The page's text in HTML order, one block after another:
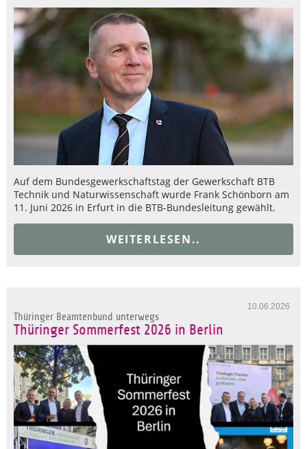
Auf dem Bundesgewerkschaftstag der Gewerkschaft BTB
Technik und Naturwissenschaft wurde Frank Schönborn am
11. Juni 2026 in Erfurt in die BTB-Bundesleitung gewählt.
WEITERLESEN..
10.06.2026
Thüringer Beamtenbund unterwegs
Thüringer Sommerfest 2026 in Berlin